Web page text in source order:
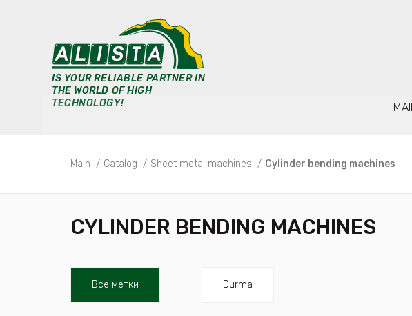
IS YOUR RELIABLE PARTNER IN
THE WORLD OF HIGH
TECHNOLOGY!
Main / Catalog / Sheet metal machines / Cylinder bending machines
CYLINDER BENDING MACHINES
Все метки Durma